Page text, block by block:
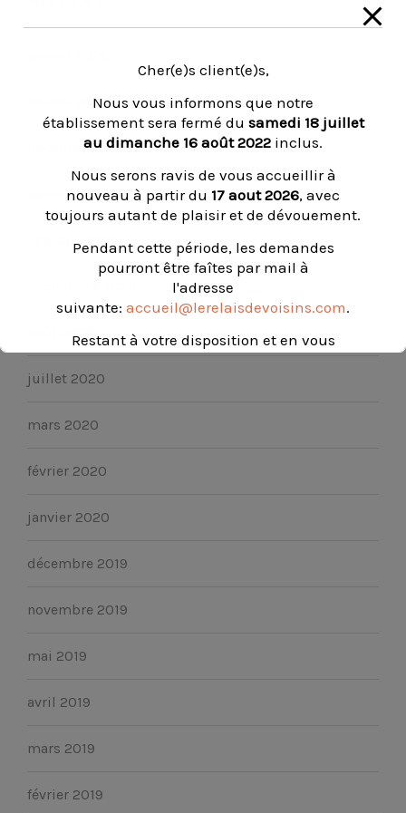
janvier 2025
décembre 2024
janvier 2024
octobre 2020
août 2020
juillet 2020
mars 2020
février 2020
janvier 2020
décembre 2019
novembre 2019
mai 2019
avril 2019
mars 2019
février 2019
Cher(e)s client(e)s,
Nous vous informons que notre
établissement sera fermé du samedi 18 juillet
au dimanche 16 août 2022 inclus.
Nous serons ravis de vous accueillir à
nouveau à partir du 17 aout 2026, avec
toujours autant de plaisir et de dévouement.
Pendant cette période, les demandes
pourront être faîtes par mail à
l'adresse
suivante: accueil@lerelaisdevoisins.com.
Restant à votre disposition et en vous